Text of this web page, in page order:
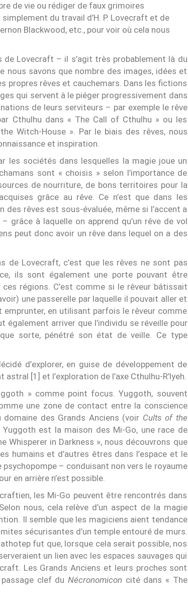
de vie ou rédiger de faux grimoires
du travail d’H. P. Lovecraft et de
Blackwood, etc., pour voir où cela nous
Lovecraft – il s’agit très probablement là du
nous savons que nombre des images, idées et
propres rêves et cauchemars. Dans les fictions
qui servent à le piéger progressivement dans
de leurs serviteurs – par exemple le rêve
Cthulhu dans « The Call of Cthulhu » ou les
Witch-House ». Par le biais des rêves, nous
et inspiration.
les sociétés dans lesquelles la magie joue un
sont « choisis » selon l’importance de
de nourriture, de bons territoires pour la
grâce au rêve. Ce n’est que dans les
rêves est sous-évaluée, même si l’accent a
grâce à laquelle on apprend qu’un rêve de vol
peut donc avoir un rêve dans lequel on a des
de Lovecraft, c’est que les rêves ne sont pas
ils sont également une porte pouvant être
régions. C’est comme si le rêveur bâtissait
une passerelle par laquelle il pouvait aller et
emprunter, en utilisant parfois le rêveur comme
également arriver que l’individu se réveille pour
sorte, pénétré son état de veille. Ce type
d’explorer, en guise de développement de
[1] et l’exploration de l’axe Cthulhu-R’lyeh.
» comme point focus. Yuggoth, souvent
une zone de contact entre la conscience
des Grands Anciens (voir Cults of the
est la maison des Mi-Go, une race de
Whisperer in Darkness », nous découvrons que
humains et d’autres êtres dans l’espace et le
– conduisant non vers le royaume
en arrière n’est possible.
les Mi-Go peuvent être rencontrés dans
nous, cela relève d’un aspect de la magie
Il semble que les magiciens aient tendance
sécurisantes d’un temple entouré de murs.
fut que, lorsque cela serait possible, nos
un lien avec les espaces sauvages qui
Les Grands Anciens et leurs proches sont
clef du Nécronomicon cité dans « The